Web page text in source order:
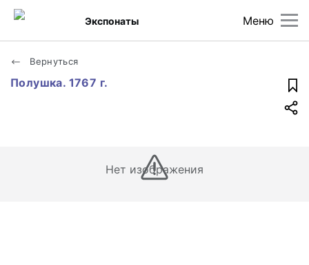
Меню
Экспонаты
Вернуться
Полушка. 1767 г.
Нет изображения